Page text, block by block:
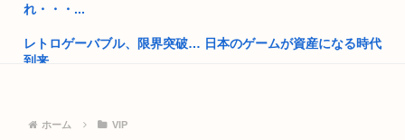
兵庫県斎藤知事、海外の事業所を全て無くす方針「公務員が海
日本さん、あれだけ嫌ってた中国人に金のために股を開いてし
とめられ...
れ・・・...
レトロゲーバブル、限界突破… 日本のゲームが資産になる時代
到来 ...
高齢になっても絶対に免許返納しない人、77年生きた結果、圧
ホーム VIP